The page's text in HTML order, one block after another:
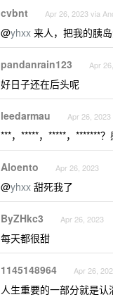
cvbnt Apr 26, 2023 via
@yhxx 来人，把我的胰
pandanrain123 Apr
好日子还在后头呢
leedarmau Apr 26, 2023
***，*****，*****，*******？
Aloento Apr 26, 2023
@yhxx 甜死我了
ByZHkc3 Apr 26, 2023
每天都很甜
1145148964 Apr 26,
人生重要的一部分就是